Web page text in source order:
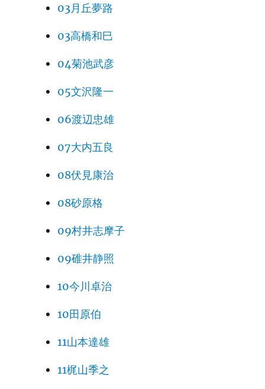
03月丘夢路
03高橋和巳
04菊池武彦
05文沢隆一
06渡辺忠雄
07大内五良
08伏見康治
08砂原格
09村井志摩子
09碓井静照
10今川卓治
10田原伯
11山本達雄
11梶山季之